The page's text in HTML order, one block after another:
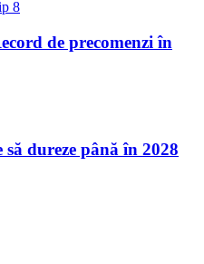
de precomenzi în
dureze până în 2028